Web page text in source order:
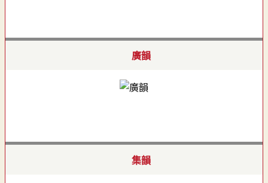
廣韻
集韻